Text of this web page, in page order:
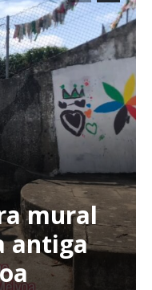
mural
antiga